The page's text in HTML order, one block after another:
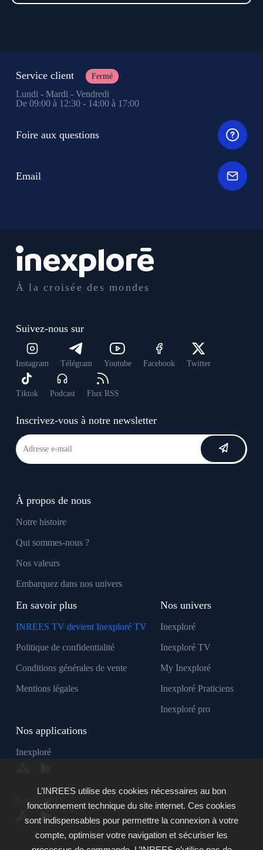
À la croisée des mondes
Suivez-nous sur
Instagram Télégram Youtube Facebook Twitter
Tiktok Podcast Flux RSS
Inscrivez-vous à notre newsletter
À propos de nous
Notre histoire
Qui sommes-nous ?
Nos valeurs
Embarquez dans nos univers
En savoir plus
INREES TV devient Inexploré TV
Politique de confidentialité
Conditions générales de vente
Mentions légales
Nos univers
Inexploré
Inexploré TV
My Inexploré
Inexploré Praticiens
Inexploré pro
Nos applications
Inexploré
Inexploré TV
Service client Fermé
Lundi - Mardi - Vendredi
De 09:00 à 12:30 - 14:00 à 17:00
Foire aux questions
Email
L’INREES utilise des cookies nécessaires au bon
fonctionnement technique du site internet. Ces cookies
sont indispensables pour permettre la connexion à votre
compte, optimiser votre navigation et sécuriser les